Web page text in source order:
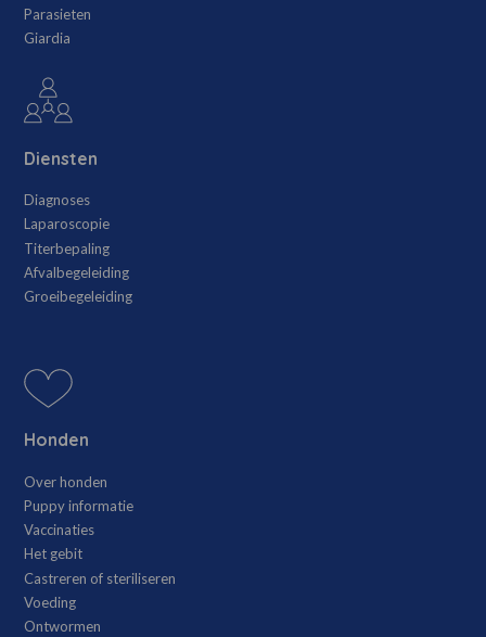
Parasieten
Giardia
Diensten
Diagnoses
Laparoscopie
Titerbepaling
Afvalbegeleiding
Groeibegeleiding
Honden
Over honden
Puppy informatie
Vaccinaties
Het gebit
Castreren of steriliseren
Voeding
Ontwormen